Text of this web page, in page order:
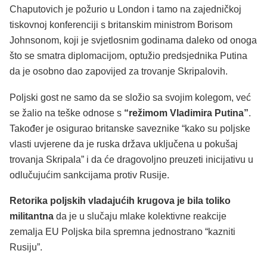
Chaputovich je požurio u London i tamo na zajedničkoj
tiskovnoj konferenciji s britanskim ministrom Borisom
Johnsonom, koji je svjetlosnim godinama daleko od onoga
što se smatra diplomacijom, optužio predsjednika Putina
da je osobno dao zapovijed za trovanje Skripalovih.
Poljski gost ne samo da se složio sa svojim kolegom, već
se žalio na teške odnose s “režimom Vladimira Putina”.
Također je osigurao britanske saveznike “kako su poljske
vlasti uvjerene da je ruska država uključena u pokušaj
trovanja Skripala” i da će dragovoljno preuzeti inicijativu u
odlučujućim sankcijama protiv Rusije.
Retorika poljskih vladajućih krugova je bila toliko
militantna da je u slučaju mlake kolektivne reakcije
zemalja EU Poljska bila spremna jednostrano “kazniti
Rusiju”.